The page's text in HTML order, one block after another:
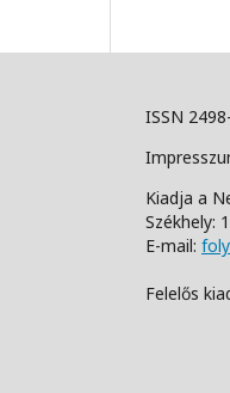
ISSN
Kiadja a
Székhely:
E-mail:
Felelős